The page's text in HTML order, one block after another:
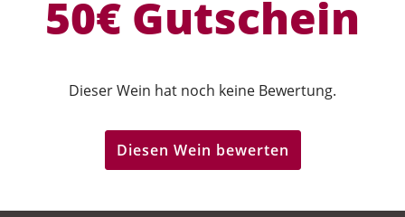
50€ Gutschein
Dieser Wein hat noch keine Bewertung.
Diesen Wein bewerten